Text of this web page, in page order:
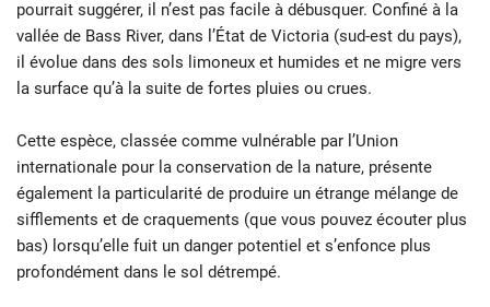
pourrait suggérer, il n’est pas facile à débusquer. Confiné à la
vallée de Bass River, dans l’État de Victoria (sud-est du pays),
il évolue dans des sols limoneux et humides et ne migre vers
la surface qu’à la suite de fortes pluies ou crues.
Cette espèce, classée comme vulnérable par l’Union
internationale pour la conservation de la nature, présente
également la particularité de produire un étrange mélange de
sifflements et de craquements (que vous pouvez écouter plus
bas) lorsqu’elle fuit un danger potentiel et s’enfonce plus
profondément dans le sol détrempé.